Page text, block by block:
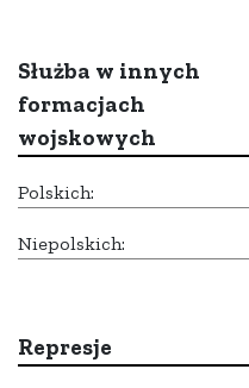
Służba w innych
formacjach
wojskowych
Polskich:
Niepolskich:
Represje